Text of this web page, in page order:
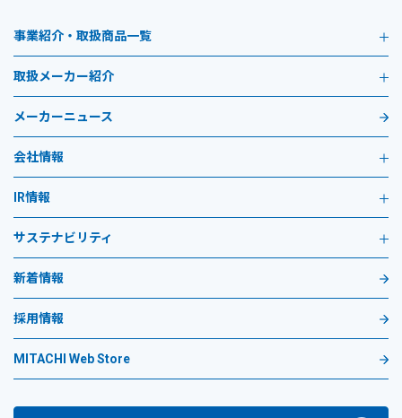
事業紹介・取扱商品一覧
取扱メーカー紹介
メーカーニュース
会社情報
IR情報
サステナビリティ
新着情報
採用情報
MITACHI Web Store